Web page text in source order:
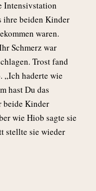
Intensivstation
ihre beiden Kinder
waren.
Schmerz war
Trost fand
„Ich haderte wie
hast Du das
beide Kinder
wie Hiob sagte sie
stellte sie wieder